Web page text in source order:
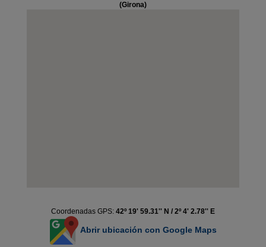
(Girona)
Coordenadas GPS: 42º 19' 59.31'' N / 2º 4' 2.78'' E
Abrir ubicación con Google Maps